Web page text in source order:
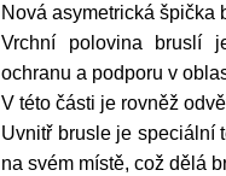
Nová asymetrická špička
Vrchní polovina bruslí
ochranu a podporu v
V této části je rovněž
Uvnitř brusle je speciální
na svém místě, což dělá